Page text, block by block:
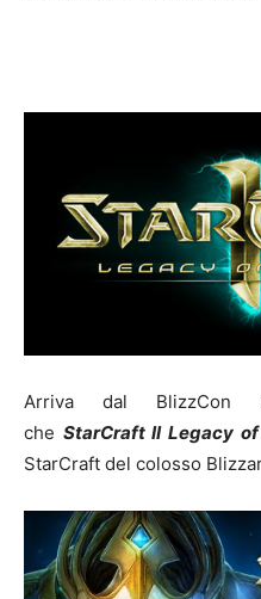
Arriva dal BlizzCon
che StarCraft II Legacy
StarCraft del colosso